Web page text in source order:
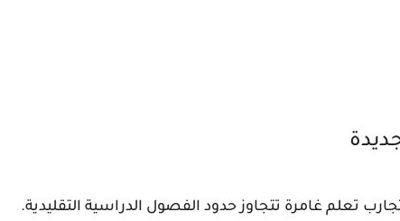
تعلم غامرة تتجاوز حدود الفصول الدراسية التقليدية.